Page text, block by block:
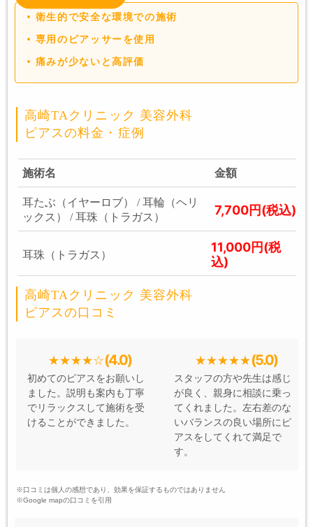
衛生的で安全な環境での施術
専用のピアッサーを使用
痛みが少ないと高評価
高崎TAクリニック 美容外科
ピアスの料金・症例
施術名 金額
耳たぶ（イヤーロブ） / 耳輪（ヘリ
ックス） / 耳珠（トラガス）
7,700円(税込)
耳珠（トラガス）
11,000円(税
込)
高崎TAクリニック 美容外科
ピアスの口コミ
(4.0)
初めてのピアスをお願いし
ました。説明も案内も丁寧
でリラックスして施術を受
けることができました。
(5.0)
スタッフの方や先生は感じ
が良く、親身に相談に乗っ
てくれました。左右差のな
いバランスの良い場所にピ
アスをしてくれて満足で
す。
※口コミは個人の感想であり、効果を保証するものではありません
※Google mapの口コミを引用